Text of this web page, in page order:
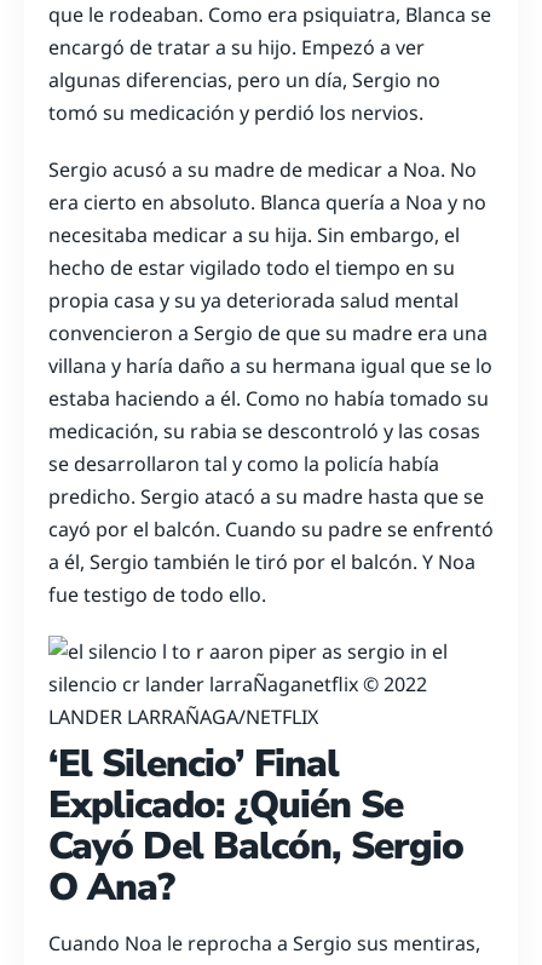
que le rodeaban. Como era psiquiatra, Blanca se
encargó de tratar a su hijo. Empezó a ver
algunas diferencias, pero un día, Sergio no
tomó su medicación y perdió los nervios.
Sergio acusó a su madre de medicar a Noa. No
era cierto en absoluto. Blanca quería a Noa y no
necesitaba medicar a su hija. Sin embargo, el
hecho de estar vigilado todo el tiempo en su
propia casa y su ya deteriorada salud mental
convencieron a Sergio de que su madre era una
villana y haría daño a su hermana igual que se lo
estaba haciendo a él. Como no había tomado su
medicación, su rabia se descontroló y las cosas
se desarrollaron tal y como la policía había
predicho. Sergio atacó a su madre hasta que se
cayó por el balcón. Cuando su padre se enfrentó
a él, Sergio también le tiró por el balcón. Y Noa
fue testigo de todo ello.
LANDER LARRAÑAGA/NETFLIX
‘El Silencio’ Final
Explicado: ¿Quién Se
Cayó Del Balcón, Sergio
O Ana?
Cuando Noa le reprocha a Sergio sus mentiras,